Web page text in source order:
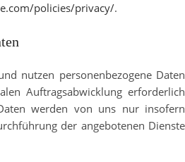
policies/privacy/.
nutzen personenbezogene Daten
Auftragsabwicklung erforderlich
werden von uns nur insofern
der angebotenen Dienste